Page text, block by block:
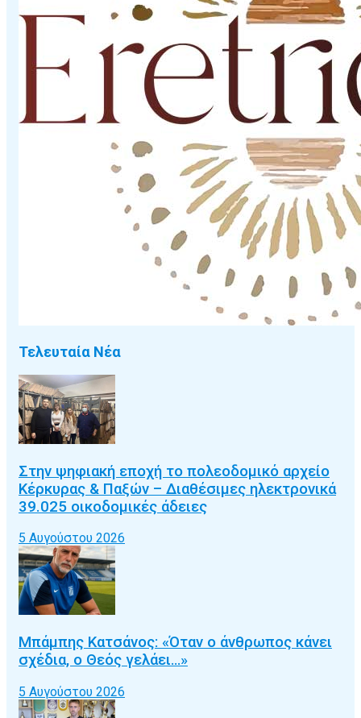
Τελευταία Νέα
Στην ψηφιακή εποχή το πολεοδομικό αρχείο
Κέρκυρας & Παξών – Διαθέσιμες ηλεκτρονικά
39.025 οικοδομικές άδειες
5 Αυγούστου 2026
Μπάμπης Κατσάνος: «Όταν ο άνθρωπος κάνει
σχέδια, ο Θεός γελάει…»
5 Αυγούστου 2026